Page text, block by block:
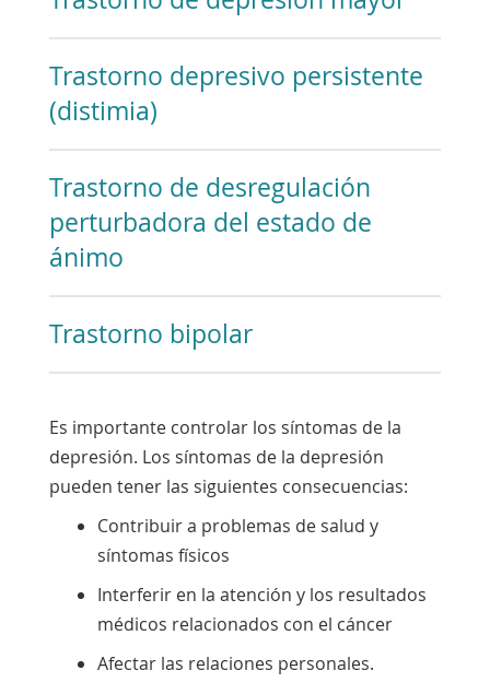
Trastorno depresivo persistente
(distimia)
Trastorno de desregulación
perturbadora del estado de
ánimo
Trastorno bipolar
Es importante controlar los síntomas de la
depresión. Los síntomas de la depresión
pueden tener las siguientes consecuencias:
Contribuir a problemas de salud y
síntomas físicos
Interferir en la atención y los resultados
médicos relacionados con el cáncer
Afectar las relaciones personales.